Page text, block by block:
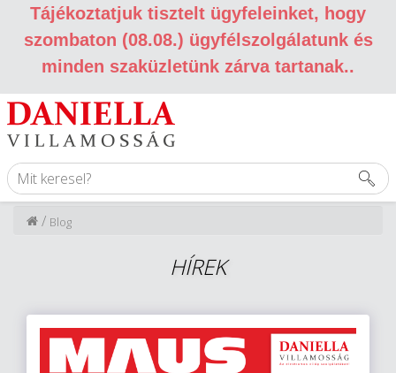
Tájékoztatjuk tisztelt ügyfeleinket, hogy
szombaton (08.08.) ügyfélszolgálatunk és
minden szaküzletünk zárva tartanak..
Blog
/
HÍREK